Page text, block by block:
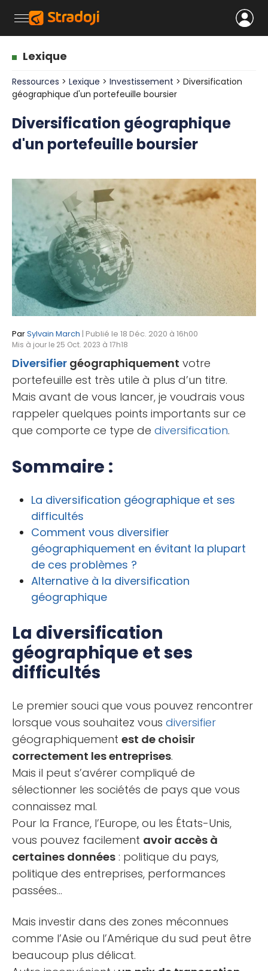
Lexique
Ressources > Lexique > Investissement > Diversification
géographique d'un portefeuille boursier
Diversification géographique
d'un portefeuille boursier
ParSylvain March | Publié le 18 Déc. 2020 à 16h00
Mis à jour le 25 Oct. 2023 à 17h18
Diversifier géographiquement votre
portefeuille est très utile à plus d’un titre.
Mais avant de vous lancer, je voudrais vous
rappeler quelques points importants sur ce
que comporte ce type de diversification.
Sommaire :
La diversification géographique et ses
difficultés
Comment vous diversifier
géographiquement en évitant la plupart
de ces problèmes ?
Alternative à la diversification
géographique
La diversification
géographique et ses
difficultés
Le premier souci que vous pouvez rencontrer
lorsque vous souhaitez vous diversifier
géographiquement est de choisir
correctement les entreprises.
Mais il peut s’avérer compliqué de
sélectionner les sociétés de pays que vous
connaissez mal.
Pour la France, l’Europe, ou les États-Unis,
vous pouvez facilement avoir accès à
certaines données : politique du pays,
politique des entreprises, performances
passées…
Mais investir dans des zones méconnues
comme l’Asie ou l’Amérique du sud peut être
beaucoup plus délicat.